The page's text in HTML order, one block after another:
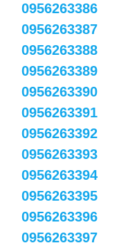
0956263386
0956263387
0956263388
0956263389
0956263390
0956263391
0956263392
0956263393
0956263394
0956263395
0956263396
0956263397